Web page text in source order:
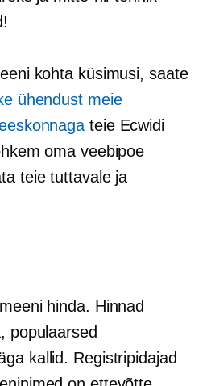
kohta küsimusi, saate
ühendust meie
teie Ecwidi
oma veebipoe
teie tuttavale ja
hinda. Hinnad
populaarsed
kallid. Registripidajad